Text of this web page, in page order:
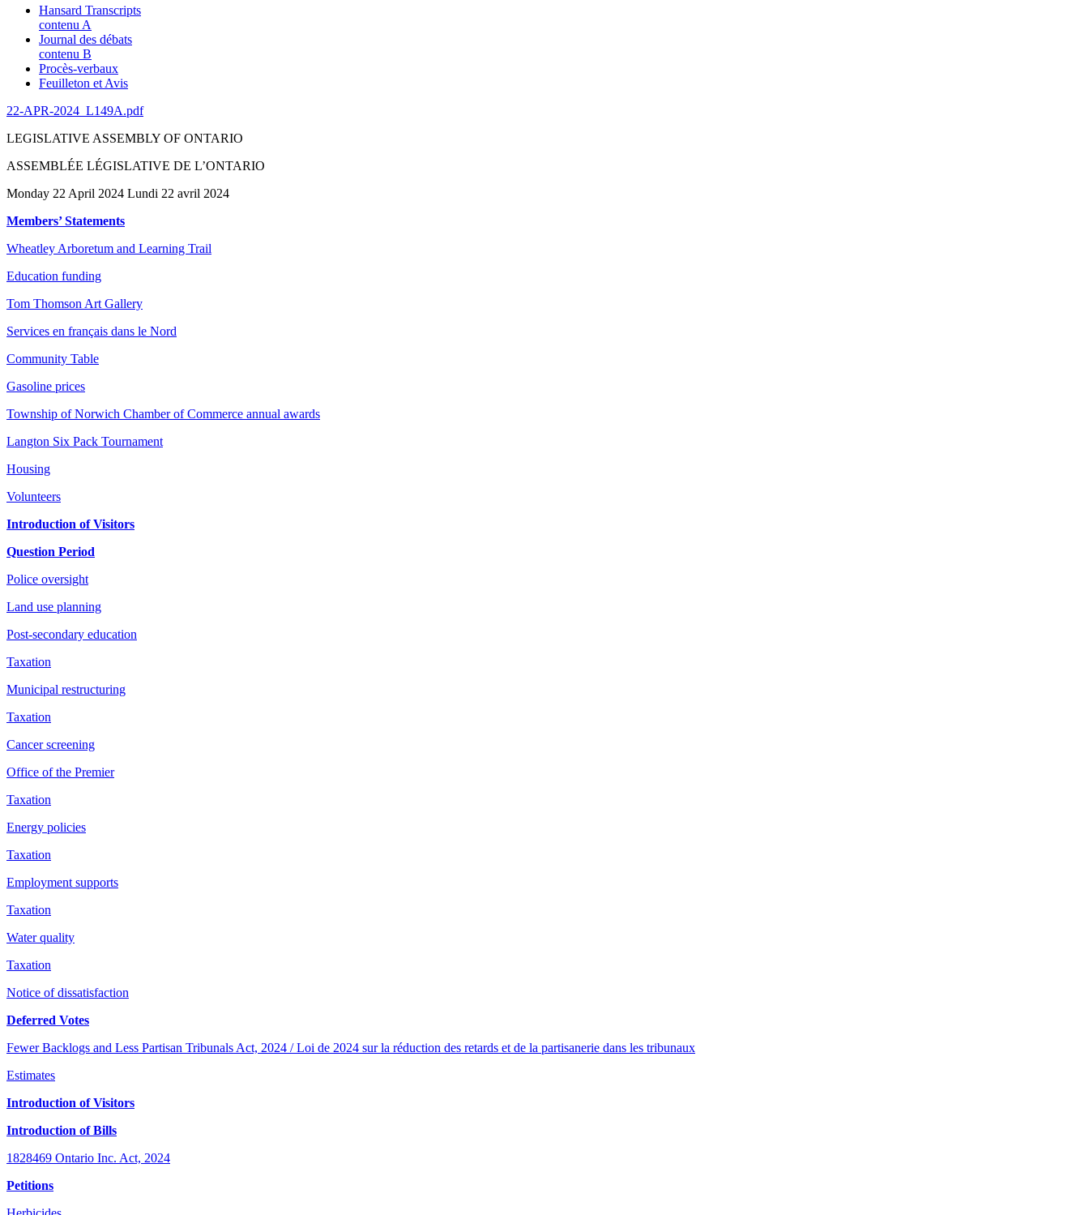
Hansard Transcripts
contenu A
Journal des débats
contenu B
Procès-verbaux
Feuilleton et Avis
22-APR-2024_L149A.pdf
LEGISLATIVE ASSEMBLY OF ONTARIO
ASSEMBLÉE LÉGISLATIVE DE L’ONTARIO
Monday 22 April 2024 Lundi 22 avril 2024
Members’ Statements
Wheatley Arboretum and Learning Trail
Education funding
Tom Thomson Art Gallery
Services en français dans le Nord
Community Table
Gasoline prices
Township of Norwich Chamber of Commerce annual awards
Langton Six Pack Tournament
Housing
Volunteers
Introduction of Visitors
Question Period
Police oversight
Land use planning
Post-secondary education
Taxation
Municipal restructuring
Taxation
Cancer screening
Office of the Premier
Taxation
Energy policies
Taxation
Employment supports
Taxation
Water quality
Taxation
Notice of dissatisfaction
Deferred Votes
Fewer Backlogs and Less Partisan Tribunals Act, 2024 / Loi de 2024 sur la réduction des retards et de la partisanerie dans les tribunaux
Estimates
Introduction of Visitors
Introduction of Bills
1828469 Ontario Inc. Act, 2024
Petitions